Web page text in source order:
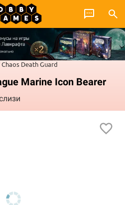
Death Guard
Marine Icon Bearer